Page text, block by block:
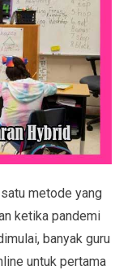
metode yang
ketika pandemi
banyak guru
untuk pertama